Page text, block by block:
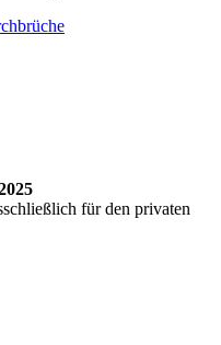
für den privaten